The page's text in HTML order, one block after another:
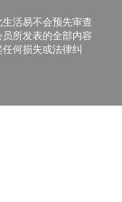
活易不会预先审查
所发表的全部内容
何损失或法律纠